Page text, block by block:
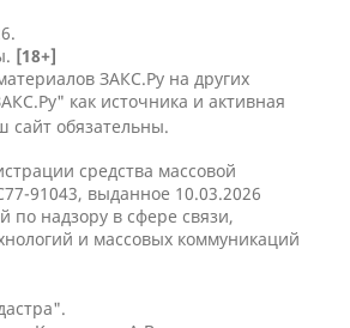
[18+]
ЗАКС.Ру на других
как источника и активная
сайт обязательны.
средства массовой
91043, выданное 10.03.2026
по надзору в сфере связи,
и массовых коммуникаций